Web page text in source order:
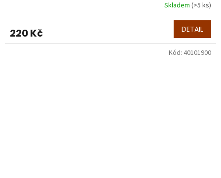
Skladem (>5 ks)
220 Kč DETAIL
Kód: 40101900